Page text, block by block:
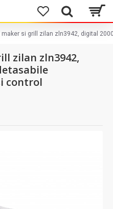
maker si grill zilan zln3942, digital
zilan zln3942,
control